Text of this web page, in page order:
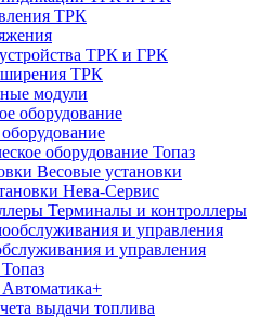
ТРК
ТРК и ГРК
ТРК
модули
оборудование Топаз
Весовые установки
Нева-Сервис
Терминалы и контроллеры
и управления